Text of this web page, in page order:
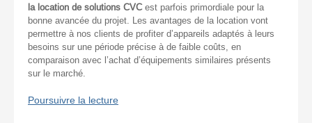
la location de solutions CVCest parfois primordiale pour la
bonne avancée du projet. Les avantages de la location vont
permettre à nos clients de profiter d’appareils adaptés à leurs
besoins sur une période précise à de faible coûts, en
comparaison avec l’achat d’équipements similaires présents
sur le marché.
Poursuivre la lecture